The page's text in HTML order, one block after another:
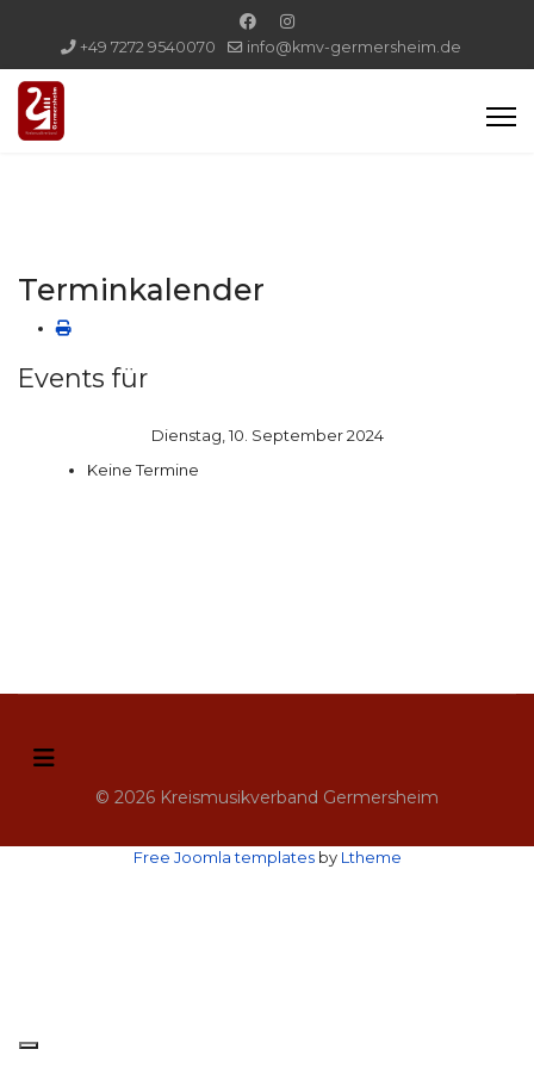
+49 7272 9540070 info@kmv-germersheim.de
Terminkalender
Events für
Dienstag, 10. September 2024
Keine Termine
© 2026 Kreismusikverband Germersheim
Free Joomla templatesby Ltheme